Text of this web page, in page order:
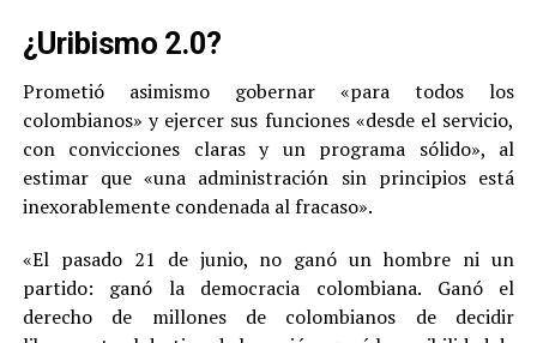
¿Uribismo 2.0?
Prometió asimismo gobernar «para todos los
colombianos» y ejercer sus funciones «desde el servicio,
con convicciones claras y un programa sólido», al
estimar que «una administración sin principios está
inexorablemente condenada al fracaso».
«El pasado 21 de junio, no ganó un hombre ni un
partido: ganó la democracia colombiana. Ganó el
derecho de millones de colombianos de decidir